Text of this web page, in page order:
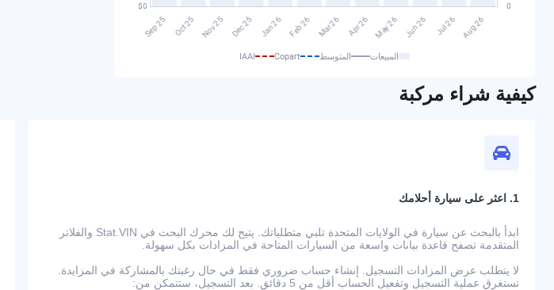
المبيعات المتوسط Copart
IAAI
كيفية شراء مركبة
1. اعثر على سيارة أحلامك
ابدأ بالبحث عن سيارة في الولايات المتحدة تلبي متطلباتك. يتيح لك محرك البحث في Stat.VIN والفلاتر
المتقدمة تصفح قاعدة بيانات واسعة من السيارات المتاحة في المزادات بكل سهولة.
لا يتطلب عرض المزادات التسجيل. إنشاء حساب ضروري فقط في حال رغبتك بالمشاركة في المزايدة.
تستغرق عملية التسجيل وتفعيل الحساب أقل من 5 دقائق. بعد التسجيل، ستتمكن من: